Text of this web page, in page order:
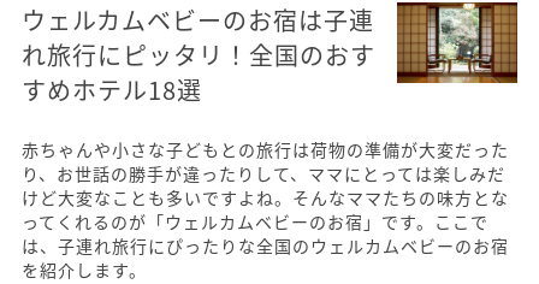
ウェルカムベビーのお宿は子連
れ旅行にピッタリ！全国のおす
すめホテル18選
赤ちゃんや小さな子どもとの旅行は荷物の準備が大変だった
り、お世話の勝手が違ったりして、ママにとっては楽しみだ
けど大変なことも多いですよね。そんなママたちの味方とな
ってくれるのが「ウェルカムベビーのお宿」です。ここで
は、子連れ旅行にぴったりな全国のウェルカムベビーのお宿
を紹介します。